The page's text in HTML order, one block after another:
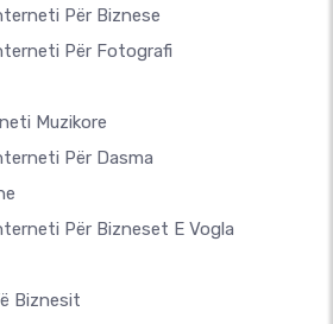
Për Biznese
Për Fotografi
Muzikore
Për Dasma
Për Bizneset E Vogla
Biznesit